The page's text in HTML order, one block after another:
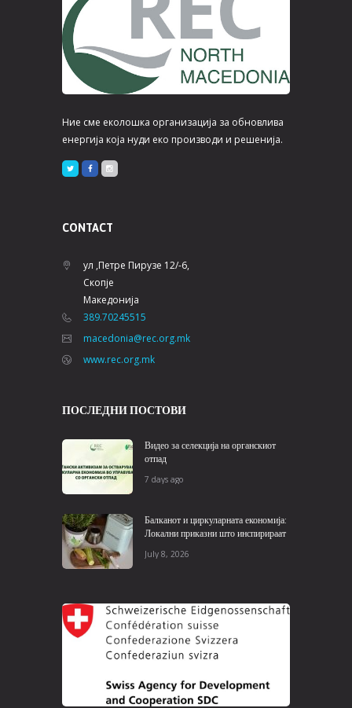
Ние сме еколошка организација за обновлива
енергија која нуди еко производи и решенија.
CONTACT
ул ,Петре Пирузе 12/-6,
Скопје
Македонија
389.70245515
macedonia@rec.org.mk
www.rec.org.mk
ПОСЛЕДНИ ПОСТОВИ
Видео за селекција на органскиот
отпад
7 days ago
Балканот и циркуларната економија:
Локални приказни што инспирираат
July 8, 2026